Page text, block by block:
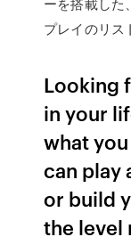
プレイのリス
Looking
in your
what
can play
or build
the level